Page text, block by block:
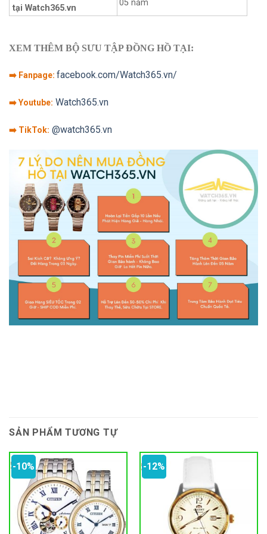
tại Watch365.vn
05 năm
XEM THÊM BỘ SƯU TẬP ĐỒNG HỒ TẠI:
➡️ Fanpage: facebook.com/Watch365.vn/
➡️ Youtube: Watch365.vn
➡️ TikTok: @watch365.vn
SẢN PHẨM TƯƠNG TỰ
-10% -12%